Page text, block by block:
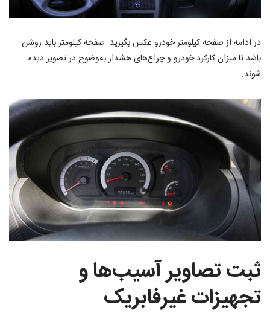
در ادامه از صفحه کیلومتر خودرو عکس بگیرید. صفحه کیلومتر باید روشن
باشد تا میزان کارکرد خودرو و چراغ‌های هشدار به‌وضوح در تصویر دیده
شوند.
ثبت تصاویر آسیب‌ها و
تجهیزات غیرفابریک